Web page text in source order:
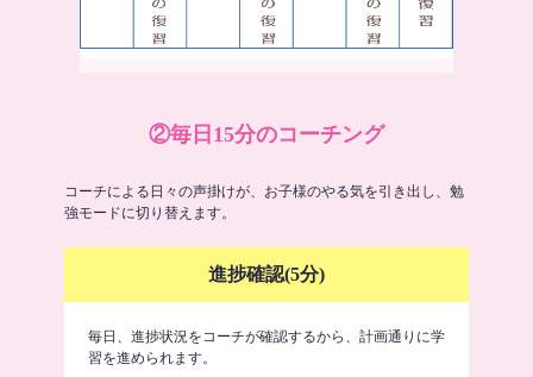
②毎日15分のコーチング
コーチによる日々の声掛けが、お子様のやる気を引き出し、勉
強モードに切り替えます。
進捗確認(5分)
毎日、進捗状況をコーチが確認するから、計画通りに学
習を進められます。